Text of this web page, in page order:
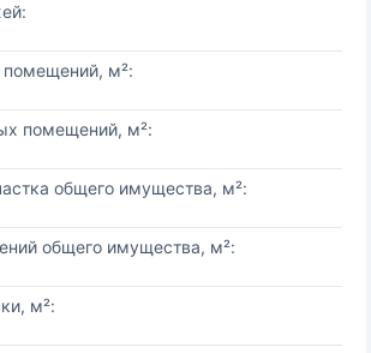
м²:
помещений, м²:
общего имущества, м²:
общего имущества, м²:
м²: